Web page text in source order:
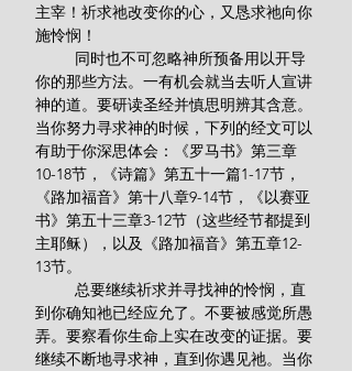
主宰！祈求祂改变你的心，又恳求祂向你
施怜悯！
你的那些方法。一有机会就当去听人宣讲
神的道。要研读圣经并慎思明辨其含意。
当你努力寻求神的时候，下列的经文可以
有助于你深思体会：《罗马书》第三章
10-18节，《诗篇》第五十一篇1-17节，
《路加福音》第十八章9-14节，《以赛亚
书》第五十三章3-12节（这些经节都提到
主耶稣），以及《路加福音》第五章12-
13节。
到你确知祂已经应允了。不要被感觉所愚
弄。要察看你生命上实在改变的证据。要
继续不断地寻求神，直到你遇见祂。当你